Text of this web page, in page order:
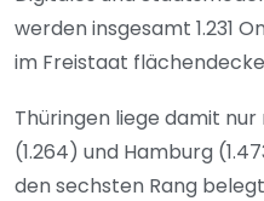
werden insgesamt 1.231
im Freistaat
Thüringen liege damit
(1.264) und Hamburg
den sechsten Rang